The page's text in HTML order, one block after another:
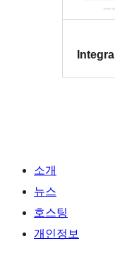
Integral
소개
뉴스
호스팅
개인정보